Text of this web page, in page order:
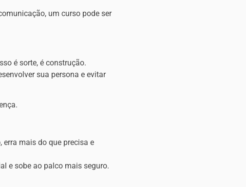
um curso pode ser
é sorte, é construção.
sua persona e evitar
mais do que precisa e
e sobe ao palco mais seguro.